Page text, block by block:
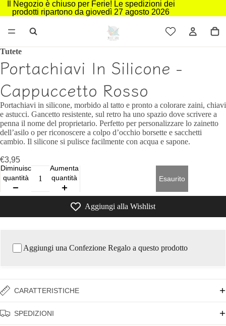
Il Negozio è chiuso per Ferie! Le spedizioni dei
prodotti ripartono da giovedì 27 agosto 2026
Tutete
Portachiavi In Silicone -
Cappuccetto Rosso
Portachiavi in silicone, morbido al tatto e pronto a colorare zaini, chiavi
e astucci. Gancetto resistente, sul retro ha uno spazio dove scrivere a
penna il nome del proprietario. Perfetto per personalizzare lo zainetto
dell’asilo o per riconoscere a colpo d’occhio borsette e sacchetti
cambio. Il silicone si pulisce facilmente con acqua e sapone.
€3,95
Diminuisci
quantità
Aumenta
quantità
Esaurito
Aggiungi alla Wishlist
Aggiungi una Confezione Regalo a questo prodotto
CARATTERISTICHE
SPEDIZIONI